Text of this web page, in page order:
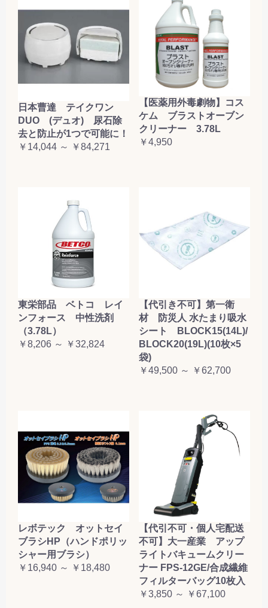
日本曹達 テイクワン
DUO (デュオ) 尿石除
去と防止が1つで可能に！
￥14,044 ～ ￥84,271
【医薬用外毒劇物】コス
ケム ブラストオーブン
クリーナー 3.78L
￥4,950
東栄部品 ベトコ レイ
ンフォース 中性洗剤
（3.78L）
￥8,206 ～ ￥32,824
【代引き不可】第一衛
材 防災人 水たまり吸水
シート BLOCK15(14L)/
BLOCK20(19L)(10枚×5
袋)
￥49,500 ～ ￥62,700
レボテック オットセイ
ブラシHP（ハンドポリッ
シャー用ブラシ）
￥16,940 ～ ￥18,480
【代引不可・個人宅配送
不可】大一産業 アップ
ライトバキュームクリー
ナー FPS-12GE/合成繊維
フィルターバッグ10枚入
￥3,850 ～ ￥67,100